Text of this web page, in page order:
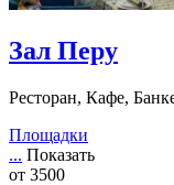
Зал Перу
Ресторан, Кафе,
Площадки
... Показать
от 3500